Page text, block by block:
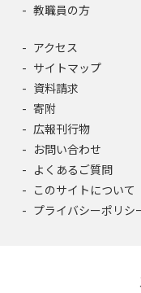
教職員の方
アクセス
サイトマップ
資料請求
寄附
広報刊行物
お問い合わせ
よくあるご質問
このサイトについて
プライバシーポリシ